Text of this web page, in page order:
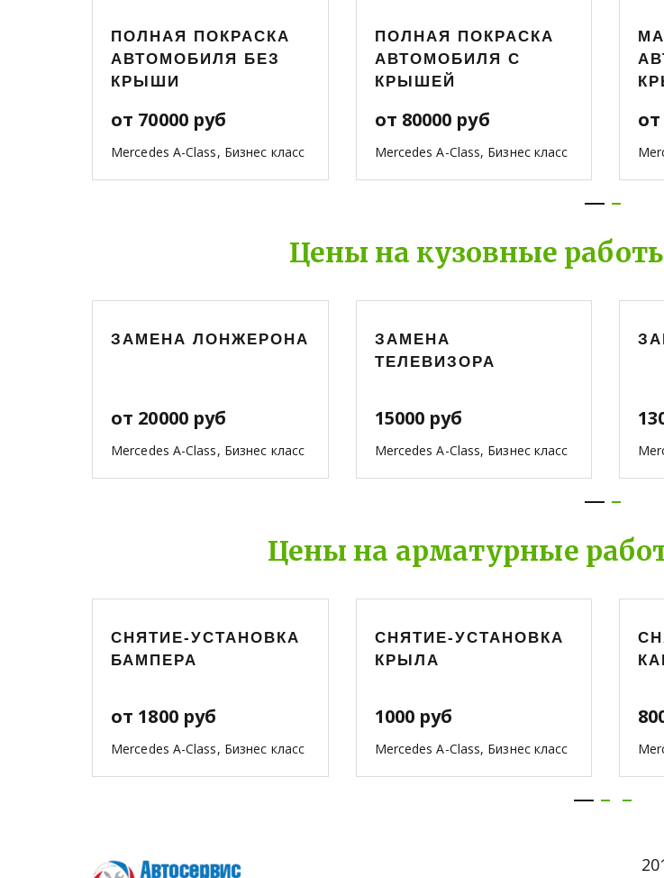
ПОЛНАЯ ПОКРАСКА
АВТОМОБИЛЯ БЕЗ
КРЫШИ
от 70000 руб
Mercedes A-Class, Бизнес класс
ПОЛНАЯ ПОКРАСКА
АВТОМОБИЛЯ С
КРЫШЕЙ
от 80000 руб
Mercedes A-Class, Бизнес класс
от
Цены на кузовные
ЗАМЕНА ЛОНЖЕРОНА
от 20000 руб
Mercedes A-Class, Бизнес класс
ЗАМЕНА
ТЕЛЕВИЗОРА
15000 руб
Mercedes A-Class, Бизнес класс
Цены на арматурные
СНЯТИЕ-УСТАНОВКА
БАМПЕРА
от 1800 руб
Mercedes A-Class, Бизнес класс
СНЯТИЕ-УСТАНОВКА
КРЫЛА
1000 руб
Mercedes A-Class, Бизнес класс